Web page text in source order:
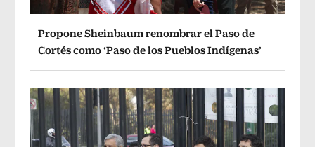
Propone Sheinbaum renombrar el Paso de
Cortés como ‘Paso de los Pueblos Indígenas’